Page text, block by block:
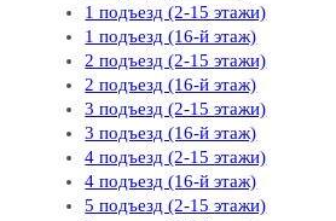
1 подъезд (2-15 этажи)
1 подъезд (16-й этаж)
2 подъезд (2-15 этажи)
2 подъезд (16-й этаж)
3 подъезд (2-15 этажи)
3 подъезд (16-й этаж)
4 подъезд (2-15 этажи)
4 подъезд (16-й этаж)
5 подъезд (2-15 этажи)